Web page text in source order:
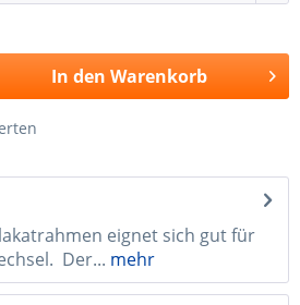
In den Warenkorb
eignet sich gut für
Der... mehr